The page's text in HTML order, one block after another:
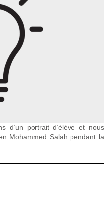
d’un portrait d’élève et nous
Mohammed Salah pendant la